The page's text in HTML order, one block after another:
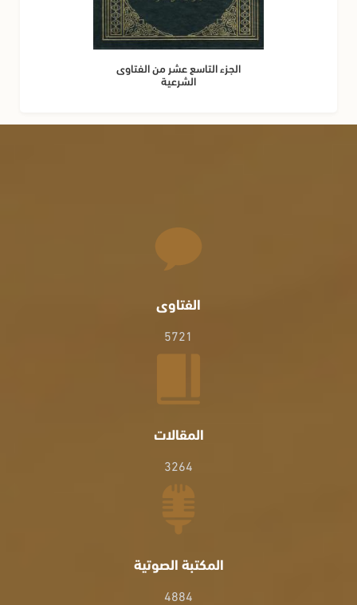
الجزء التاسع عشر من الفتاوى
الشرعية
الفتاوى
5721
المقالات
3264
المكتبة الصوتية
4884